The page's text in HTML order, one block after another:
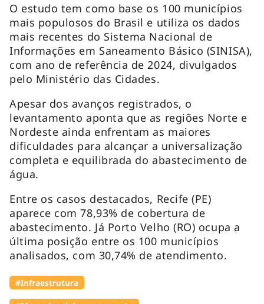
O estudo tem como base os 100 municípios
mais populosos do Brasil e utiliza os dados
mais recentes do Sistema Nacional de
Informações em Saneamento Básico (SINISA),
com ano de referência de 2024, divulgados
pelo Ministério das Cidades.
Apesar dos avanços registrados, o
levantamento aponta que as regiões Norte e
Nordeste ainda enfrentam as maiores
dificuldades para alcançar a universalização
completa e equilibrada do abastecimento de
água.
Entre os casos destacados, Recife (PE)
aparece com 78,93% de cobertura de
abastecimento. Já Porto Velho (RO) ocupa a
última posição entre os 100 municípios
analisados, com 30,74% de atendimento.
#Infraestrutura